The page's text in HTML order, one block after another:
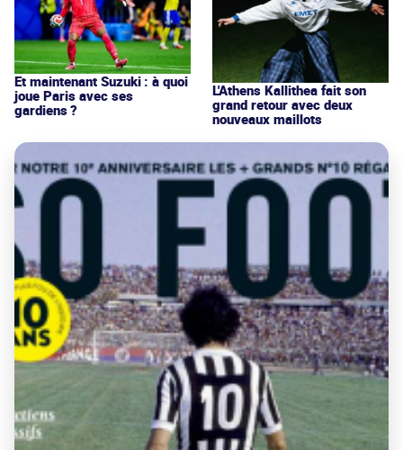
Et maintenant Suzuki : à quoi
joue Paris avec ses
gardiens ?
L'Athens Kallithea fait son
grand retour avec deux
nouveaux maillots